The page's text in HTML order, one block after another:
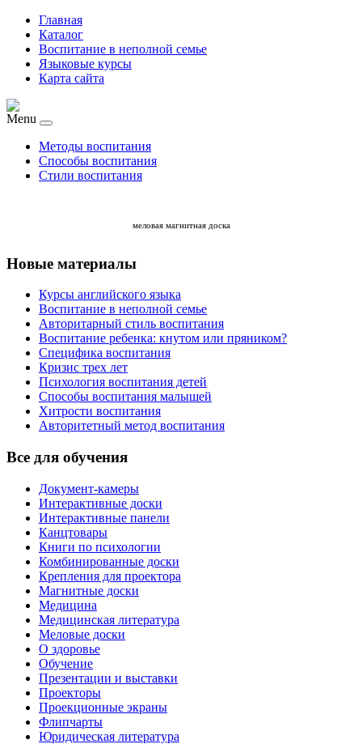
Главная
Каталог
Воспитание в неполной семье
Языковые курсы
Карта сайта
Menu
Методы воспитания
Способы воспитания
Стили воспитания
меловая магнитная доска
Новые материалы
Курсы английского языка
Воспитание в неполной семье
Авторитарный стиль воспитания
Воспитание ребенка: кнутом или пряником?
Специфика воспитания
Кризис трех лет
Психология воспитания детей
Способы воспитания малышей
Хитрости воспитания
Авторитетный метод воспитания
Все для обучения
Документ-камеры
Интерактивные доски
Интерактивные панели
Канцтовары
Книги по психологии
Комбинированные доски
Крепления для проектора
Магнитные доски
Медицина
Медицинская литература
Меловые доски
О здоровье
Обучение
Презентации и выставки
Проекторы
Проекционные экраны
Флипчарты
Юридическая литература